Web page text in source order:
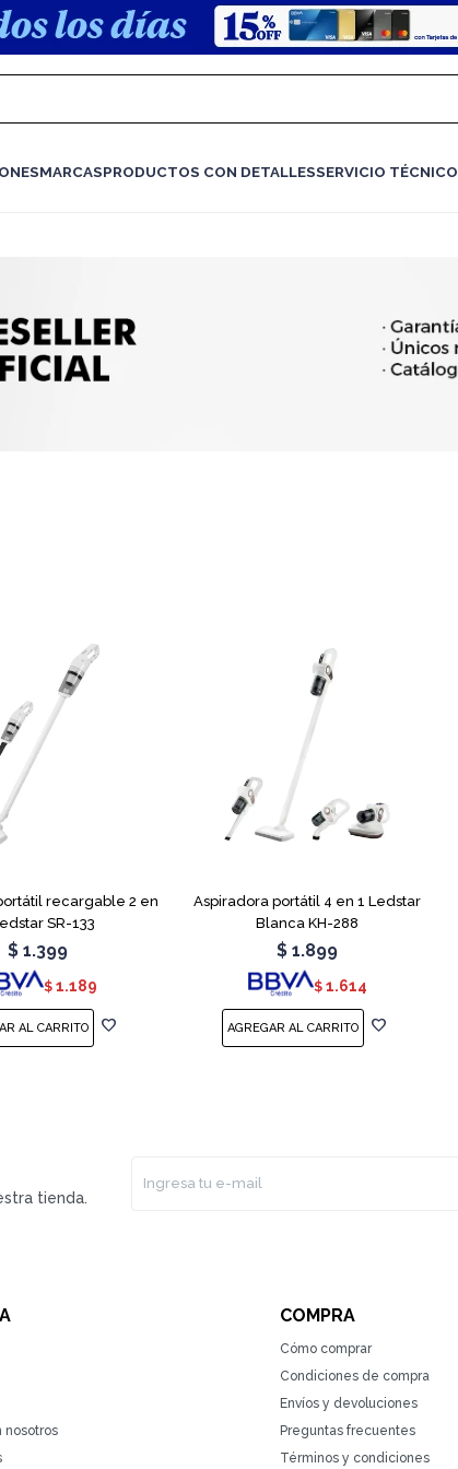
MARCASPRODUCTOS CON DETALLESSERVICIO TÉCNICO
recargable 2 en
SR-133
$ 1.399
$ 1.189
Aspiradora portátil 4 en 1 Ledstar
Blanca KH-288
$ 1.899
$ 1.614
tienda.
nosotros
COMPRA
Cómo comprar
Condiciones de compra
Envíos y devoluciones
Preguntas frecuentes
Términos y condiciones